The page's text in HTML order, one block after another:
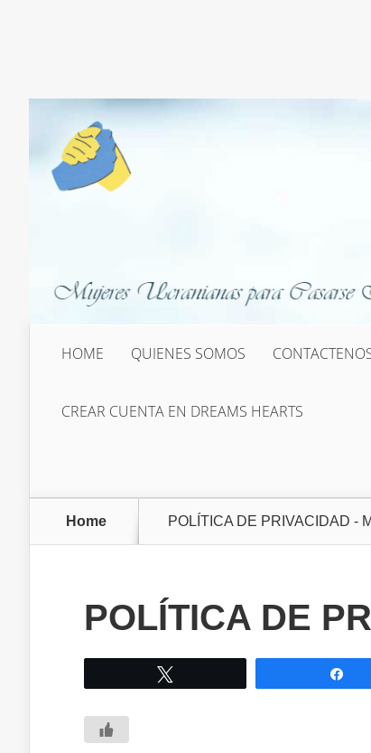
HOME QUIENES SOMOS
CREAR CUENTA EN DREAMS HEARTS
Home POLÍTICA DE PRIVACIDAD -
POLÍTICA DE